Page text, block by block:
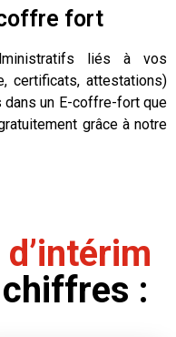
coffre fort
liés à vos
certificats, attestations)
un E-coffre-fort que
grâce à notre
: